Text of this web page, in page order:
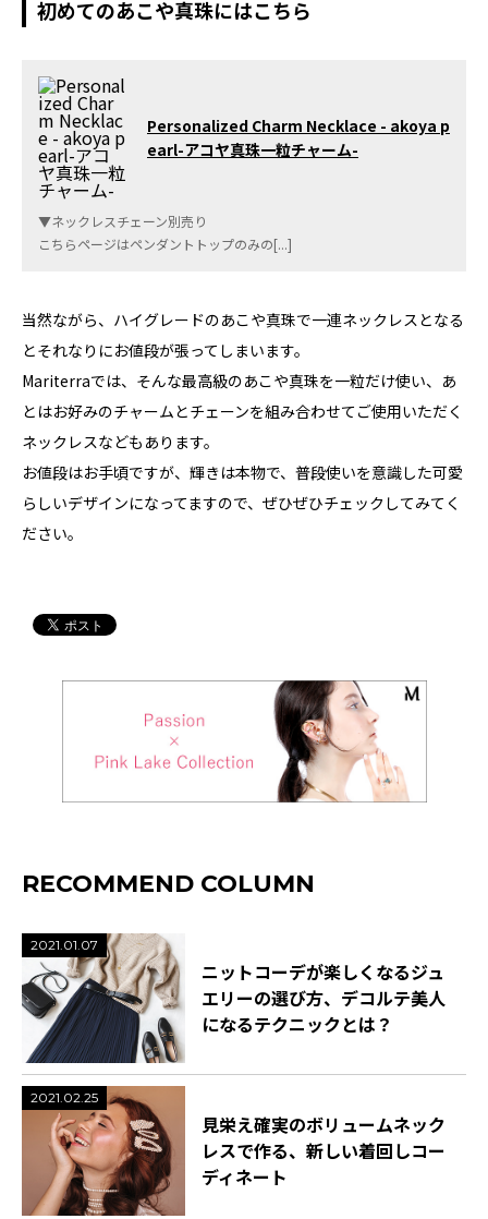
初めてのあこや真珠にはこちら
Personalized Charm Necklace - akoya p
earl-アコヤ真珠一粒チャーム-
▼ネックレスチェーン別売り
こちらページはペンダントトップのみの[...]
当然ながら、ハイグレードのあこや真珠で一連ネックレスとなる
とそれなりにお値段が張ってしまいます。
Mariterraでは、そんな最高級のあこや真珠を一粒だけ使い、あ
とはお好みのチャームとチェーンを組み合わせてご使用いただく
ネックレスなどもあります。
お値段はお手頃ですが、輝きは本物で、普段使いを意識した可愛
らしいデザインになってますので、ぜひぜひチェックしてみてく
ださい。
RECOMMEND COLUMN
2021.01.07
ニットコーデが楽しくなるジュ
エリーの選び方、デコルテ美人
になるテクニックとは？
2021.02.25
見栄え確実のボリュームネック
レスで作る、新しい着回しコー
ディネート